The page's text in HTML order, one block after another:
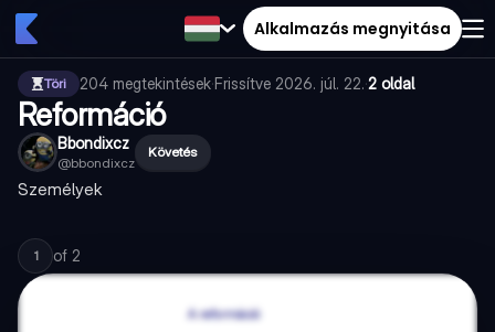
Alkalmazás megnyitása
Töri 204 megtekintések·Frissítve 2026. júl. 22.·2 oldal
Reformáció
Bbondixcz
@bbondixcz
Követés
Személyek
1 of 2